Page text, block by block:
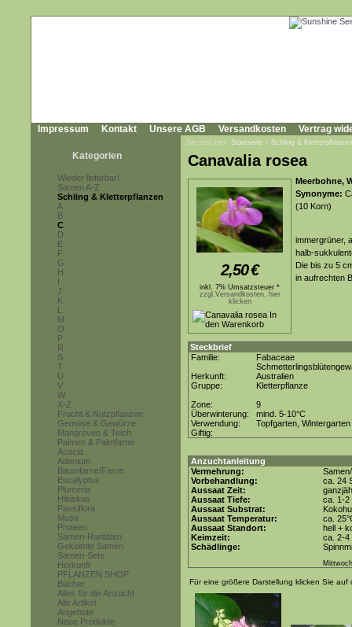
Impressum Kontakt Unsere AGB Versandkosten Vertrag
Kategorien
Wieder lieferbar!
Samen A-Z
Schling & Kletterpflanzen
A
B
C
D
E
F
G
H
I
J
K
L
M
O
P
R
S
T
U
V
W
X-Z
Frucht & Nutzpflanzen
Gemüse & Gewürze
Mangroven & Teich
Palmen & Palmfarne
Acacia
Adenium
Baumfarne/Farne
Eucalyptus
Plumeria
Hibiskus
Passiflora
Musa
Proteen
Samen-Raritäten
Gekeimte Samen
Samen-Sets
Herkunft
PFLANZEN SHOP
Bücher
Alles für die Anzucht
Alle Artikel
Angebote
Neue Produkte
Sie sind hier: Startseite » Schling & Kletterpflanzen
Canavalia rosea
2,50€
inkl. 7% Umsatzsteuer *
zzgl.Versandkosten, hier
klicken
Meerbohne,
Synonyme:
(10 Korn)
immergrüner,
halb-
Die bis zu 5
in aufrechten
Steckbrief
Familie:
Fabaceae
Herkunft:
Australien
Gruppe:
Kletterpflanze
Zone:
9
Überwinterung:
mind. 5-10°C
Verwendung:
Topfgarten, Wintergarten
Giftig:
Anzuchtanleitung
Vermehrung:
Vorbehandlung:
ca. 24
Aussaat Zeit:
Aussaat Tiefe:
ca. 1-2
Aussaat Substrat:
Aussaat Temperatur:
ca.
Aussaat Standort:
hell +
Keimzeit:
ca. 2-4
Schädlinge:
Für eine größere Darstellung klicken Sie auf